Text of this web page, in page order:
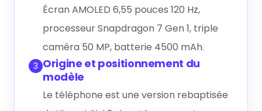
Écran AMOLED 6,55 pouces 120 Hz,
processeur Snapdragon 7 Gen 1, triple
caméra 50 MP, batterie 4500 mAh.
3 Origine et positionnement du
modèle
Le téléphone est une version rebaptisée